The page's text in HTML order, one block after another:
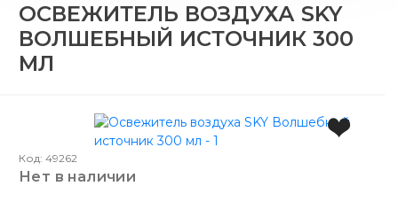
ОСВЕЖИТЕЛЬ ВОЗДУХА SKY
ВОЛШЕБНЫЙ ИСТОЧНИК 300
МЛ
Код: 49262
нет в наличии